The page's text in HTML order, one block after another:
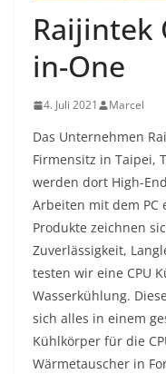
Raijintek
in-One
4. Juli 2021 Marcel
Das Unternehmen
Firmensitz in Taipei,
werden dort High-
Arbeiten mit dem PC
Produkte zeichnen
Zuverlässigkeit,
testen wir eine CPU
Wasserkühlung.
sich alles in einem
Kühlkörper für die
Wärmetauscher in